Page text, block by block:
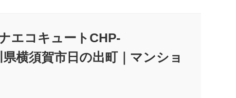
エコキュートCHP-
横須賀市日の出町｜マンショ